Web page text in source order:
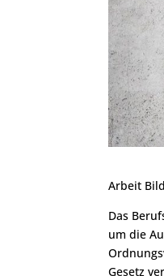
Arbeit
Das
um die
Gesetz